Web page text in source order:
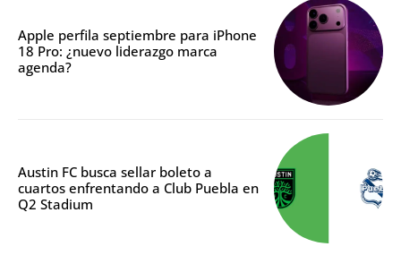
Apple perfila septiembre para iPhone
18 Pro: ¿nuevo liderazgo marca
agenda?
Austin FC busca sellar boleto a
cuartos enfrentando a Club Puebla en
Q2 Stadium